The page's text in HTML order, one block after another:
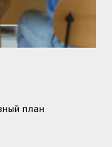
план